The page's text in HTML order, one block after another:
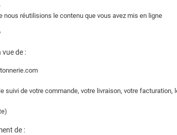
nous réutilisions le contenu que vous avez mis en ligne
de :
de votre commande, votre livraison, votre facturation,
de :